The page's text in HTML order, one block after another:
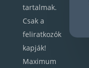
tartalmak.
Csak a
feliratkozók
kapják!
Maximum